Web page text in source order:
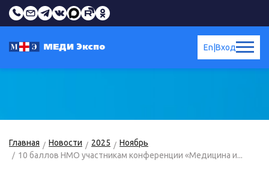
Вход
En
Главная Новости 2025
Ноябрь
10 баллов НМО участникам конференции «Медицина и...